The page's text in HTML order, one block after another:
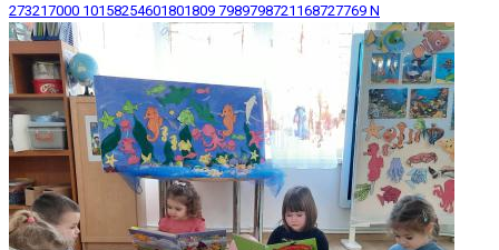
273217000 10158254601801809 7989798721168727769 N